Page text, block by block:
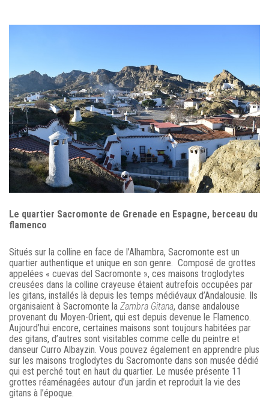
Le quartier Sacromonte de Grenade en Espagne, berceau du
flamenco
Situés sur la colline en face de l’Alhambra, Sacromonte est un
quartier authentique et unique en son genre. Composé de grottes
appelées « cuevas del Sacromonte », ces maisons troglodytes
creusées dans la colline crayeuse étaient autrefois occupées par
les gitans, installés là depuis les temps médiévaux d’Andalousie. Ils
organisaient à Sacromonte la Zambra Gitana, danse andalouse
provenant du Moyen-Orient, qui est depuis devenue le Flamenco.
Aujourd’hui encore, certaines maisons sont toujours habitées par
des gitans, d’autres sont visitables comme celle du peintre et
danseur Curro Albayzin. Vous pouvez également en apprendre plus
sur les maisons troglodytes du Sacromonte dans son musée dédié
qui est perché tout en haut du quartier. Le musée présente 11
grottes réaménagées autour d’un jardin et reproduit la vie des
gitans à l’époque.